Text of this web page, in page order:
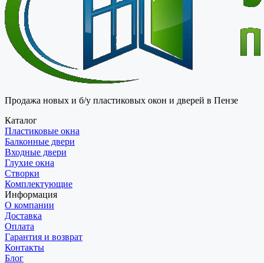
Продажа новых и б/у пластиковых окон и дверей в Пензе
Каталог
Пластиковые окна
Балконные двери
Входные двери
Глухие окна
Створки
Комплектующие
Информация
О компании
Доставка
Оплата
Гарантия и возврат
Контакты
Блог